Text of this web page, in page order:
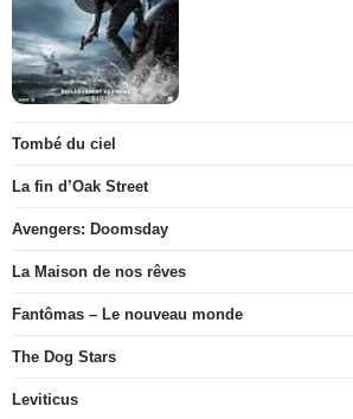
Tombé du ciel
La fin d’Oak Street
Avengers: Doomsday
La Maison de nos rêves
Fantômas – Le nouveau monde
The Dog Stars
Leviticus